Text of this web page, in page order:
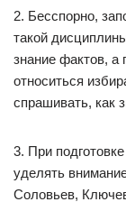
2. Бесспорно,
такой
знание фактов, а
относиться
спрашивать, как
3. При
уделять
Соловьев,